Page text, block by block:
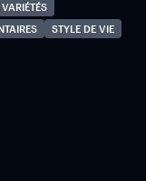
STYLE DE VIE